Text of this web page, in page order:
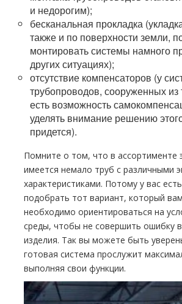
и недорогим);
бесканальная прокладка
также и по поверхности земли,
монтировать системы намного
других ситуациях);
отсутствие компенсаторов (у
трубопроводов, сооруженных из
есть возможность
уделять внимание решению
придется).
Помните о том, что в ассортименте
имеется немало труб с различными
характеристиками. Потому у вас
подобрать тот вариант, который
необходимо ориентироваться на
среды, чтобы не совершить ошибку
изделия. Так вы можете быть
готовая система прослужит
выполняя свои функции.